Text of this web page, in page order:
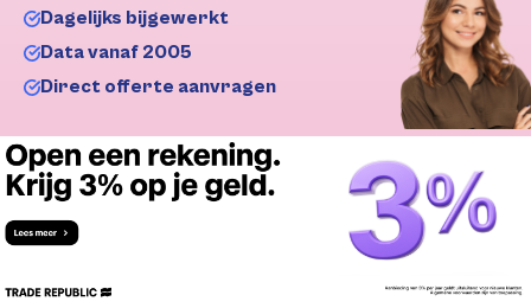
Dagelijks bijgewerkt
Data vanaf 2005
Direct offerte aanvragen